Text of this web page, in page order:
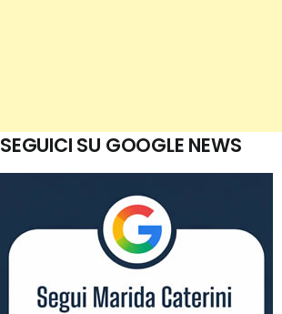
SEGUICI SU GOOGLE NEWS